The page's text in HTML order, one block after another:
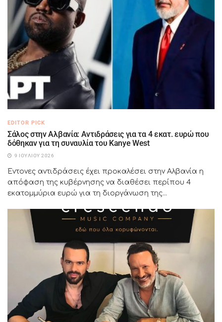
EDITOR PICK
Σάλος στην Αλβανία: Αντιδράσεις για τα 4 εκατ. ευρώ που
δόθηκαν για τη συναυλία του Kanye West
9 ΙΟΥΛΊΟΥ 2026
Έντονες αντιδράσεις έχει προκαλέσει στην Αλβανία η
απόφαση της κυβέρνησης να διαθέσει περίπου 4
εκατομμύρια ευρώ για τη διοργάνωση της...